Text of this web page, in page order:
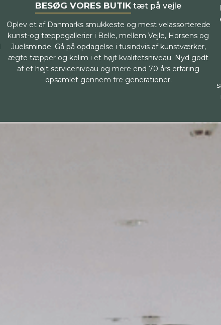
BESØG VORES BUTIK tæt på vejle
Oplev et af Danmarks smukkeste og mest velassorterede
kunst-og tæppegallerier i Belle, mellem Vejle, Horsens og
Juelsminde. Gå på opdagelse i tusindvis af kunstværker,
ægte tæpper og kelim i et højt kvalitetsniveau. Nyd godt
af et højt serviceniveau og mere end 70 års erfaring
opsamlet gennem tre generationer.